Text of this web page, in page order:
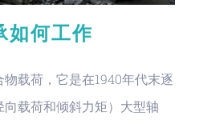
如何工作
载荷，它是在1940年代末逐
载荷和倾斜力矩）大型轴